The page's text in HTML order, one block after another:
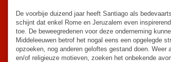
De voorbije duizend jaar heeft Santiago als
schijnt dat enkel Rome en Jeruzalem even
toe. De beweegredenen voor deze onderneming
Middeleeuwen betrof het nogal eens een opgelegde
opzoeken, nog anderen geloftes gestand doen. Weer
en/of religieuze motieven, zoeken het onbekende